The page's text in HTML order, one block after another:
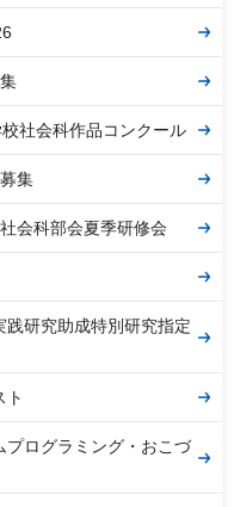
社会科作品コンクール
集
会科部会夏季研修会
研究助成特別研究指定
ト
プログラミング・おこづ